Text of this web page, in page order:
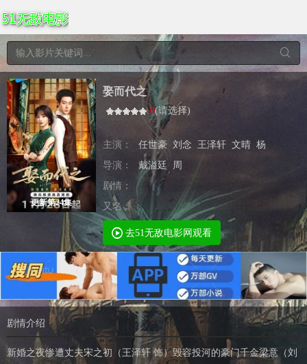
更新第24集
娶而代之
0(请选择)
主演： 任世豪 刘念 王泽轩 文晴 杨
导演：
戴溢廷
周
剧情：
又名：
去51无敌电影网观看
剧情介绍
新婚之夜惨遭丈夫宋之初（王泽轩 饰）毁容投河的豪门千金梁意（刘